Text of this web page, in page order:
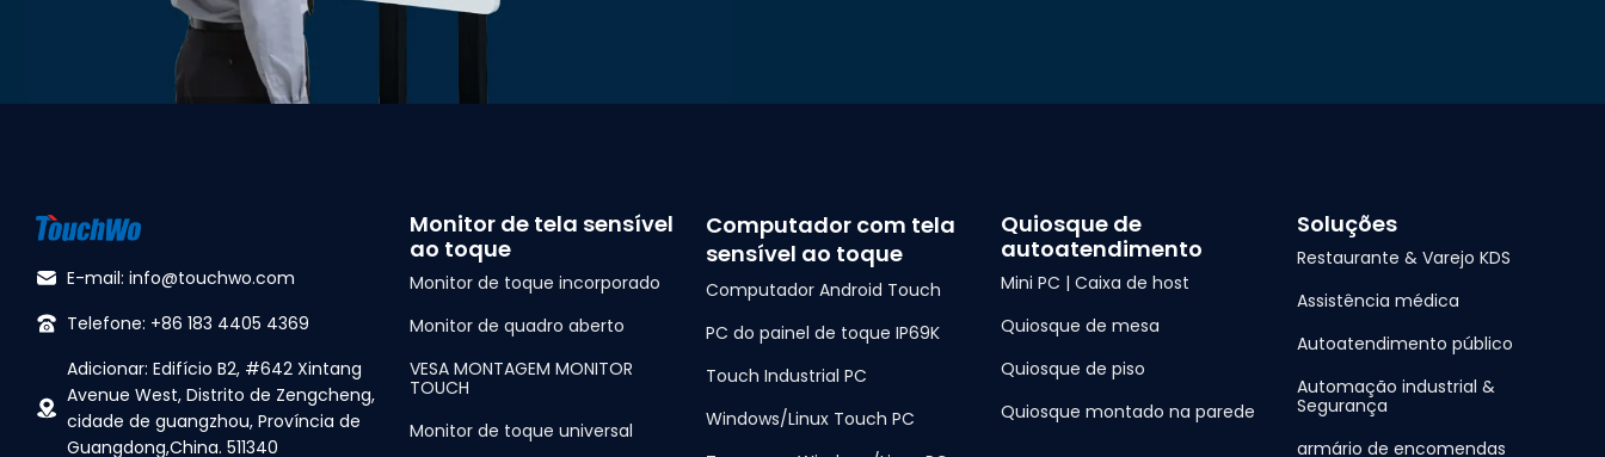
E-mail: info@touchwo.com
Telefone: +86 183 4405 4369
Adicionar: Edifício B2, #642 Xintang
Avenue West, Distrito de Zengcheng,
cidade de guangzhou, Província de
Guangdong,China. 511340
Monitor de tela sensível
ao toque
Monitor de toque incorporado
Monitor de quadro aberto
VESA MONTAGEM MONITOR
TOUCH
Monitor de toque universal
Computador com tela
sensível ao toque
Computador Android Touch
PC do painel de toque IP69K
Touch Industrial PC
Windows/Linux Touch PC
Quiosque de
autoatendimento
Mini PC | Caixa de host
Quiosque de mesa
Quiosque de piso
Quiosque montado na parede
Soluções
Restaurante & Varejo KDS
Assistência médica
Autoatendimento público
Automação industrial &
Segurança
armário de encomendas